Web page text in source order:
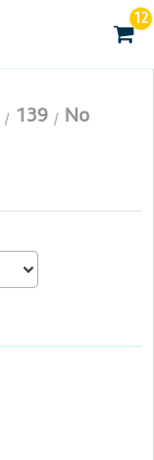
12
139
No